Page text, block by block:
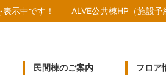
示中です！ ALVE公共棟HP（施設
民間棟のご案内
フロア